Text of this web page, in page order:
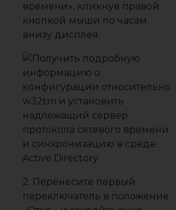
времени», кликнув правой
кнопкой мыши по часам
внизу дисплея.
2. Перенесите первый
переключатель в положение